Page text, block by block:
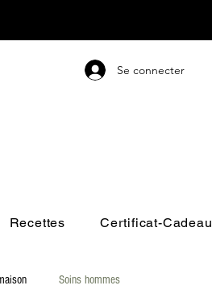
Se connecter
Recettes Certificat-Cadeau
Soins hommes